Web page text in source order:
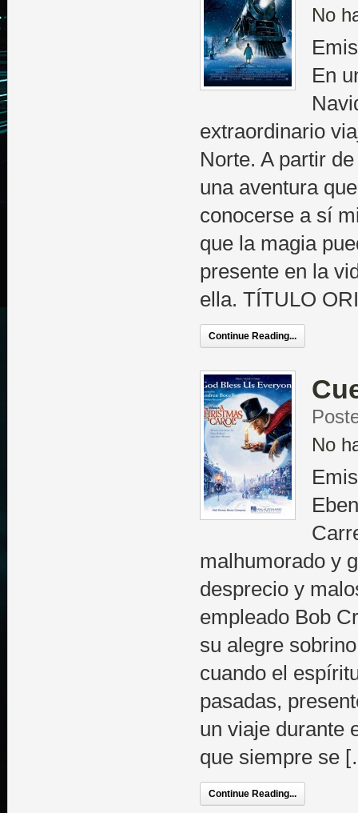
No
En
extraordinario
Norte. A partir
una aventura
conocerse a sí
que la magia
presente en la
ella. TÍTULO
Continue Reading...
No
malhumorado y
desprecio y
empleado Bob
su alegre
cuando el
pasadas,
un viaje durante
que siempre se
Continue Reading...